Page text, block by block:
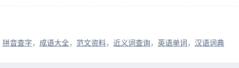
拼音查字 成语大全 范文资料 近义词查询 英语单词 汉语词典